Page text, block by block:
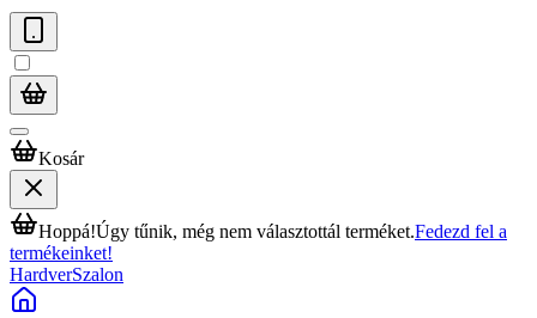
Kosár
Hoppá!Úgy tűnik, még nem választottál terméket.Fedezd fel a
termékeinket!
HardverSzalon